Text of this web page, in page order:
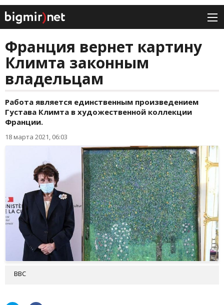
Франция вернет картину
Климта законным
владельцам
Работа является единственным произведением
Густава Климта в художественной коллекции
Франции.
18 марта 2021, 06:03
ВВС